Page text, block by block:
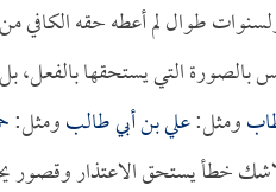
طوال لم أعطه حقه الكافي
بالصورة التي يستحقها بالفعل،
ومثل:علي بن أبي طالبومثل:
خطأ يستحق الاعتذار وقصور